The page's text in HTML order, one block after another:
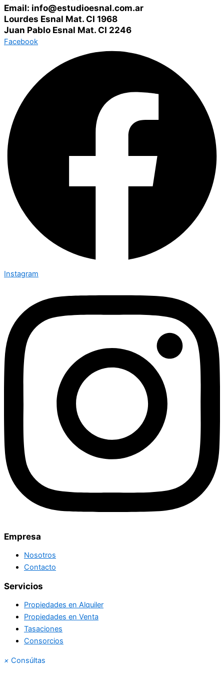
Email: info@estudioesnal.com.ar
Lourdes Esnal Mat. CI 1968
Juan Pablo Esnal Mat. CI 2246
Facebook
Instagram
Empresa
Nosotros
Contacto
Servicios
Propiedades en Alquiler
Propiedades en Venta
Tasaciones
Consorcios
× Consúltas